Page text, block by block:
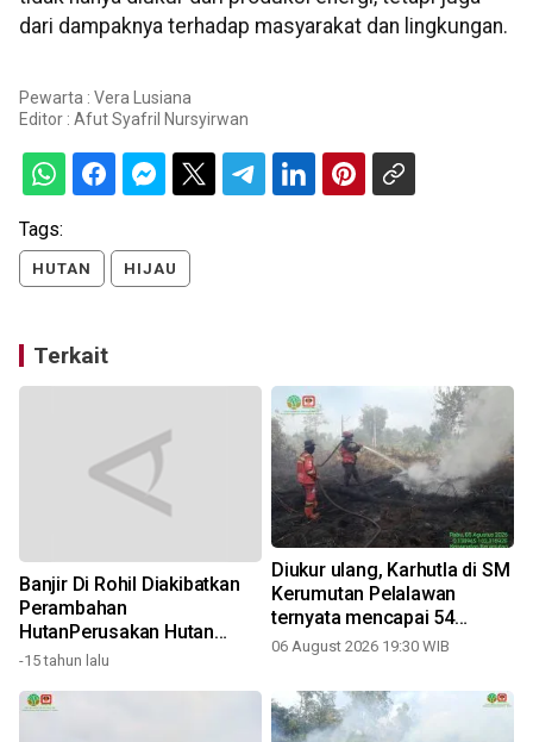
dari dampaknya terhadap masyarakat dan lingkungan.
Pewarta : Vera Lusiana
Editor : Afut Syafril Nursyirwan
Tags:
HUTAN HIJAU
Terkait
Banjir Di Rohil Diakibatkan
Perambahan
HutanPerusakan Hutan
Akibatkan Banjir Di Rohil
-15 tahun lalu
Diukur ulang, Karhutla di SM
Kerumutan Pelalawan
ternyata mencapai 54
hektare
06 August 2026 19:30 WIB